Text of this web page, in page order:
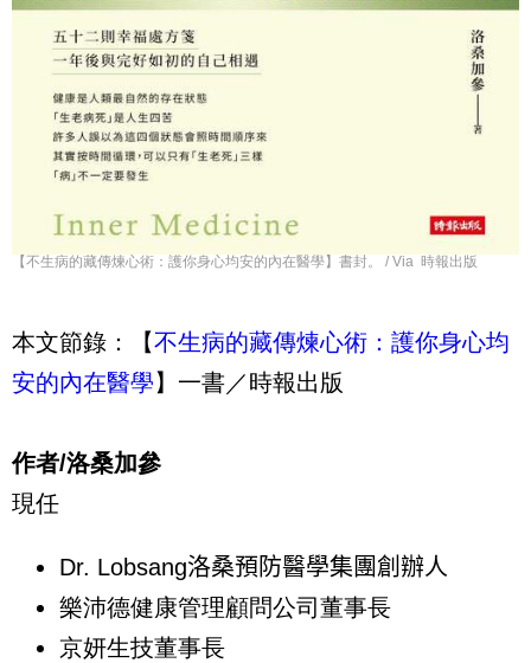
【不生病的藏傳煉心術：護你身心均安的內在醫學】書封。 / Via 時報出版
本文節錄：【不生病的藏傳煉心術：護你身心均
安的內在醫學】一書／時報出版
作者/洛桑加參
現任
Dr. Lobsang洛桑預防醫學集團創辦人
樂沛德健康管理顧問公司董事長
京妍生技董事長